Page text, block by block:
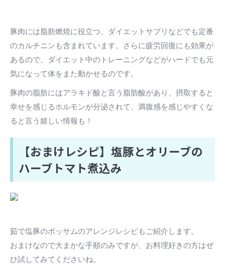
豚肉には脂肪燃焼に役立つ、ダイエットサプリなどでも定番
のカルチニンも含まれています。さらに疲労回復にも効果が
あるので、ダイエット中のトレーニングなどがハードでも元
気になって体をまた動かせるのです。
豚肉の脂肪にはアラキド酸と言う脂肪酸があり、摂取すると
幸せを感じるホルモンが分泌されて、満腹感を感じやすくな
ると言う嬉しい情報も！
【おまけレシピ】塩豚とオリーブの
ハーブトマト煮込み
茹で塩豚のポッサムのアレンジレシピもご紹介します。
おまけなので大まかな手順のみですが、お料理好きの方はぜ
ひ試してみてくださいね。